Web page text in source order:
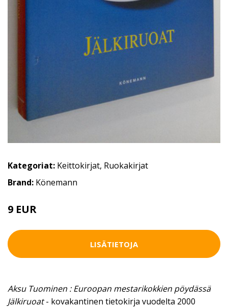
Kategoriat: Keittokirjat, Ruokakirjat
Brand: Könemann
9 EUR
LISÄTIETOJA
Aksu Tuominen : Euroopan mestarikokkien pöydässä
Jälkiruoat- kovakantinen tietokirja vuodelta 2000